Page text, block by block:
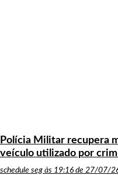
Polícia Militar recupera
veículo utilizado por
schedule seg às 19:16 de 27/07/